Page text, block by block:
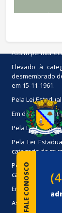
Distrito criado
Assim
Elevado à
desmembrado
em 15-11-1961.
Pela Lei
Em divisão
Pela Lei
Pela Lei
categoria de
Pela Lei
categoria de
Em divisão
Assim
conteúdo
rodapé
FALE CONOSCO